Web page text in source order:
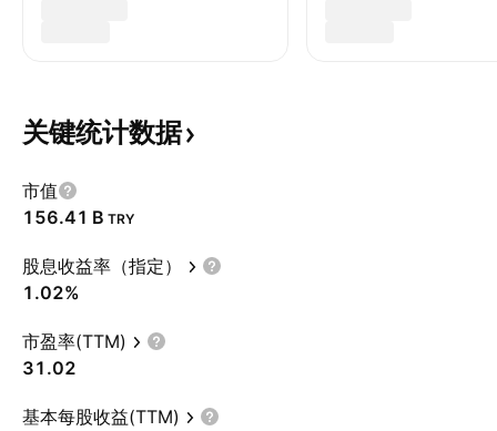
关键统计数据
市值
‪156.41 B‬ TRY
股息收益率（指定）
1.02%
市盈率(TTM)
31.02
基本每股收益(TTM)